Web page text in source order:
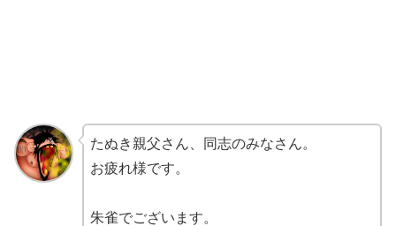
たぬき親父さん、同志のみなさん。
お疲れ様です。
朱雀でございます。